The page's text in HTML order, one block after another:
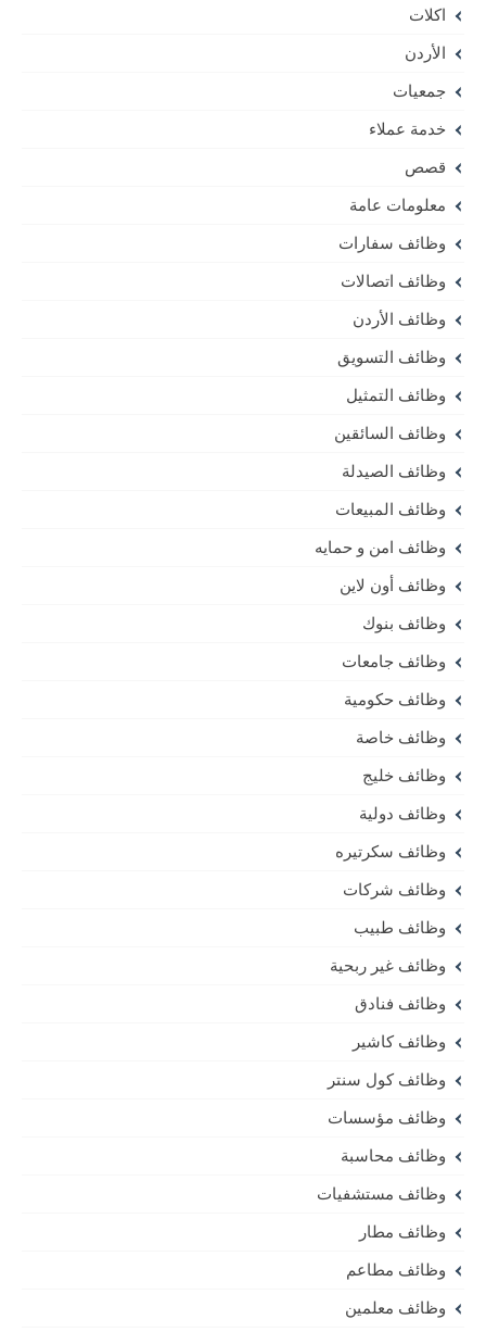
اكلات
الأردن
جمعيات
خدمة عملاء
قصص
معلومات عامة
وظائف سفارات
وظائف اتصالات
وظائف الأردن
وظائف التسويق
وظائف التمثيل
وظائف السائقين
وظائف الصيدلة
وظائف المبيعات
وظائف امن و حمايه
وظائف أون لاين
وظائف بنوك
وظائف جامعات
وظائف حكومية
وظائف خاصة
وظائف خليج
وظائف دولية
وظائف سكرتيره
وظائف شركات
وظائف طبيب
وظائف غير ربحية
وظائف فنادق
وظائف كاشير
وظائف كول سنتر
وظائف مؤسسات
وظائف محاسبة
وظائف مستشفيات
وظائف مطار
وظائف مطاعم
وظائف معلمين